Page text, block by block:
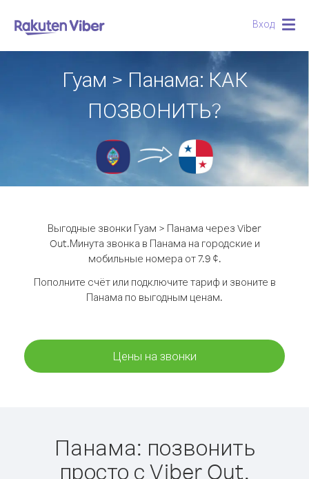
Вход
Гуам > Панама: КАК
ПОЗВОНИТЬ?
Выгодные звонки Гуам > Панама через Viber
Out.Минута звонка в Панама на городские и
мобильные номера от 7.9 ¢.
Пополните счёт или подключите тариф и звоните в
Панама по выгодным ценам.
Цены на звонки
Панама: позвонить
просто с Viber Out.